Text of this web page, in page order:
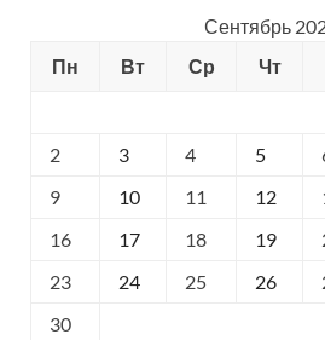
Сентябрь
Пн
Вт Ср Чт
2
3 4 5
9
10 11 12
16
17 18 19
23
24 25 26
30